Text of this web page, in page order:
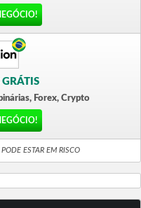
Forex, Crypto
ESTAR EM RISCO